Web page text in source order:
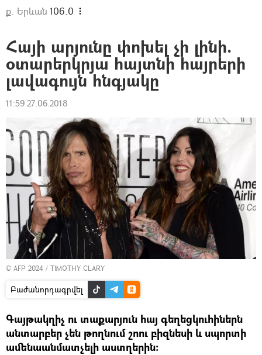
ք. Երևան 106.0
Հայի արյունը փոխել չի լինի.
օտարերկրյա հայտնի հայրերի
լավագույն հնգյակը
11:59 27.06.2018
© AFP 2024 / TIMOTHY CLARY
Բաժանորդագրվել
Գայթակղիչ ու տաքարյուն հայ գեղեցկուհիներն
անտարբեր չեն թողնում շոու բիզնեսի և սպորտի
ամենաանմատչելի աստղերին։